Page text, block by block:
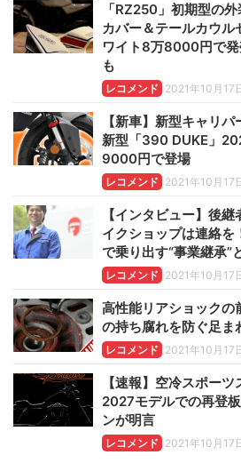
「RZ250」初期型の
カバー＆テールカウ
ワイト8万8000円で
も
レコメンド 2021年10月17
【新車】新型キャリ
新型「390 DUKE」
9000円で登場
レコメンド 2021年10月17
【インタビュー】後
イクショップは連絡を
で乗り出す“事業継承”
レコメンド 2021年10月17
高性能リアショックの
の持ち腐れを防ぐ足ま
レコメンド 2021年10月17
【速報】空冷スポー
2027モデルでの再登
ンが明言
レコメンド 2021年10月17